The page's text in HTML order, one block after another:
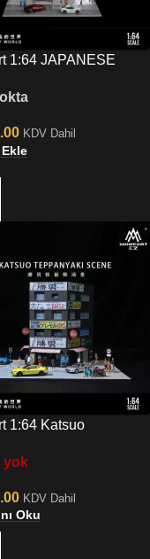
1:64 JAPANESE
KDV Dahil
1:64 Katsuo
yok
KDV Dahil
Oku